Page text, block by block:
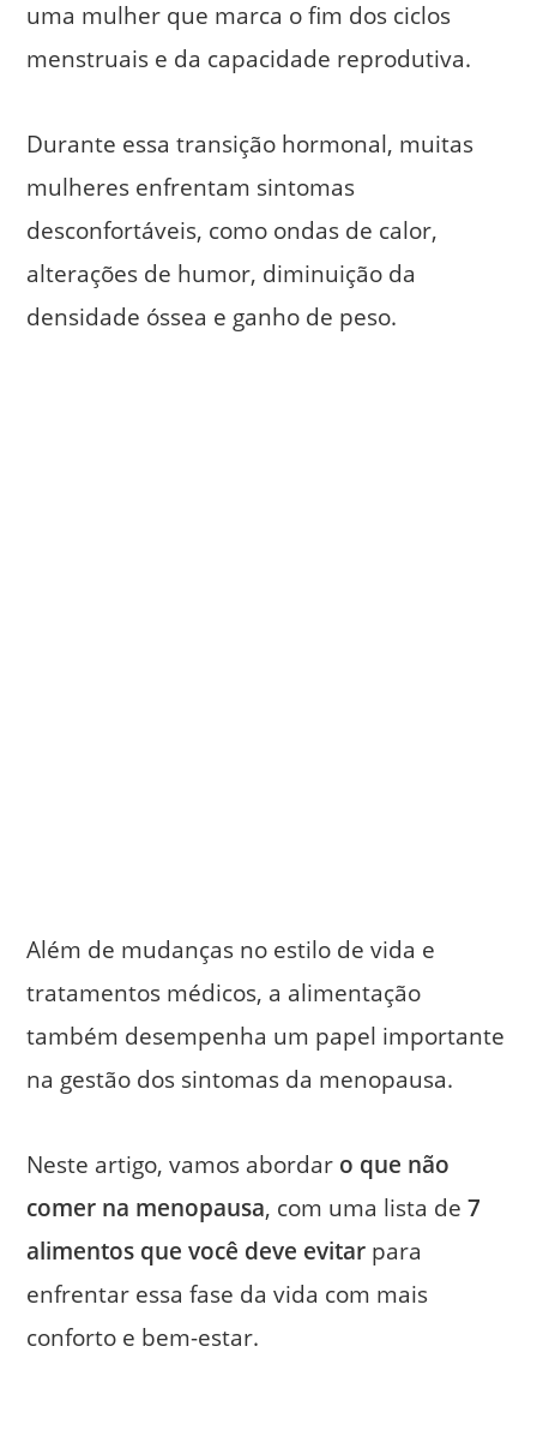
uma mulher que marca o fim dos ciclos
menstruais e da capacidade reprodutiva.
Durante essa transição hormonal, muitas
mulheres enfrentam sintomas
desconfortáveis, como ondas de calor,
alterações de humor, diminuição da
densidade óssea e ganho de peso.
Além de mudanças no estilo de vida e
tratamentos médicos, a alimentação
também desempenha um papel importante
na gestão dos sintomas da menopausa.
Neste artigo, vamos abordar o que não
comer na menopausa, com uma lista de7
alimentos que você deve evitar para
enfrentar essa fase da vida com mais
conforto e bem-estar.